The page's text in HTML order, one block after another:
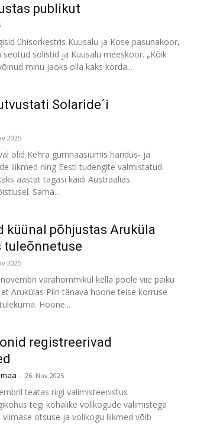
publikut
ühisorkestris Kuusalu ja Kose pasunakoor,
seotud solistid ja Kuusalu meeskoor. „Kõik
minu jaoks olla kaks korda...
Solaride´i
2025
olid Kehra gümnaasiumis haridus- ja
liikmed ning Eesti tudengite valmistatud
aastat tagasi käidi Austraalias
Sama...
küünal põhjustas Aruküla
tuleõnnetuse
2025
varahommikul kella poole viie paiku
Arukülas Piiri tänava hoone teise korruse
Hoone...
registreerivad
- 26. Nov 2025
teatas riigi valimisteenistus
tegi kohalike volikogude valimistega
otsuse ja volikogu liikmed võib